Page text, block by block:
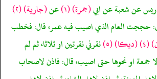
(جمرة)(١) عن(جارية)(٢)
حججت العام الذي اصيب فيه عمر، قال: فخطب
(٤) (ديكا)(٥) نقرني نقرتين او ثلاثا، ثم لم
جمعة او نحوها حتى اصيب، قال: فاذن لاصحاب